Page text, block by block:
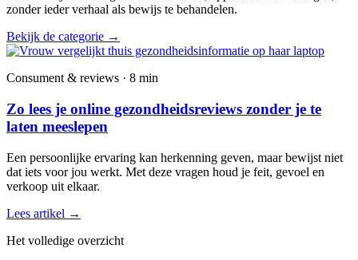
zonder ieder verhaal als bewijs te behandelen.
Bekijk de categorie →
Consument & reviews · 8 min
Zo lees je online gezondheidsreviews zonder je te
laten meeslepen
Een persoonlijke ervaring kan herkenning geven, maar bewijst niet
dat iets voor jou werkt. Met deze vragen houd je feit, gevoel en
verkoop uit elkaar.
Lees artikel →
Het volledige overzicht